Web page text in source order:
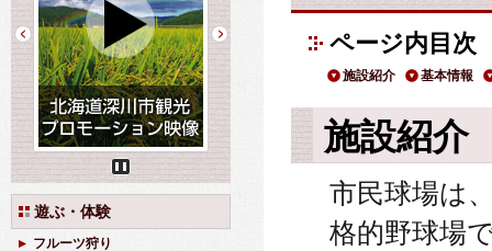
ページ内目次
施設紹介 基本情報
施設紹介
市民球場は
格的野球場
Pause
遊ぶ・体験
フルーツ狩り